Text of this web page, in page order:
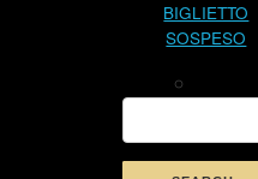
BIGLIETTO
SOSPESO